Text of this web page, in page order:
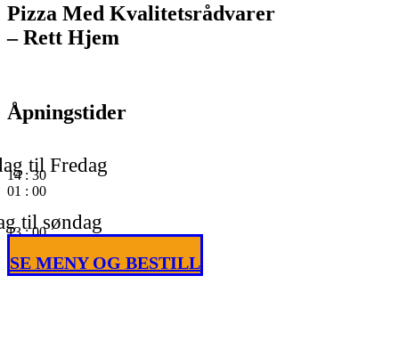
Pizza Med Kvalitetsrådvarer
– Rett Hjem
Åpningstider
til Fredag
14 : 30
01 : 00
til søndag
13: 00
SE MENY OG BESTILL